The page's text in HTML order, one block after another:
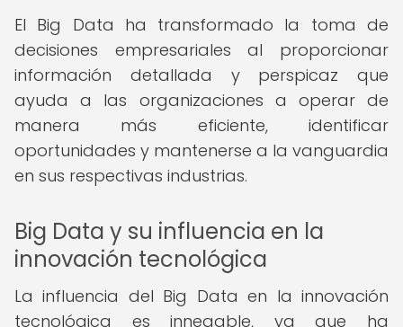
El Big Data ha transformado la toma de
decisiones empresariales al proporcionar
información detallada y perspicaz que
ayuda a las organizaciones a operar de
manera más eficiente, identificar
oportunidades y mantenerse a la vanguardia
en sus respectivas industrias.
Big Data y su influencia en la
innovación tecnológica
La influencia del Big Data en la innovación
tecnológica es innegable, ya que ha